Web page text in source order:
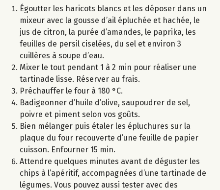
Égoutter les haricots blancs et les déposer dans un
mixeur avec la gousse d’ail épluchée et hachée, le
jus de citron, la purée d’amandes, le paprika, les
feuilles de persil ciselées, du sel et environ 3
cuillères à soupe d’eau.
Mixer le tout pendant 1 à 2 min pour réaliser une
tartinade lisse. Réserver au frais.
Préchauffer le four à 180 °C.
Badigeonner d’huile d’olive, saupoudrer de sel,
poivre et piment selon vos goûts.
Bien mélanger puis étaler les épluchures sur la
plaque du four recouverte d’une feuille de papier
cuisson. Enfourner 15 min.
Attendre quelques minutes avant de déguster les
chips à l’apéritif, accompagnées d’une tartinade de
légumes. Vous pouvez aussi tester avec des